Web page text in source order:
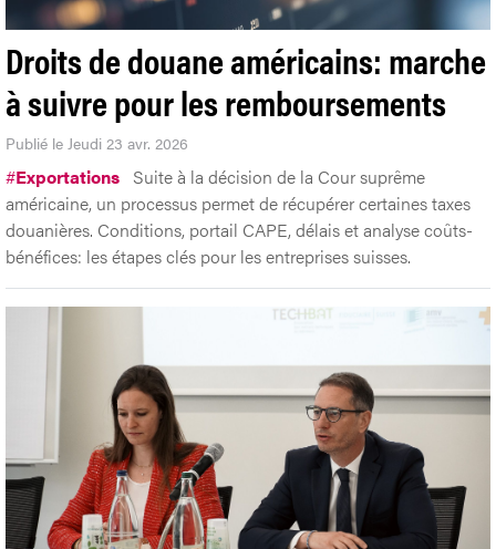
Droits de douane américains: marche
à suivre pour les remboursements
Publié le Jeudi 23 avr. 2026
#Exportations Suite à la décision de la Cour suprême
américaine, un processus permet de récupérer certaines taxes
douanières. Conditions, portail CAPE, délais et analyse coûts-
bénéfices: les étapes clés pour les entreprises suisses.